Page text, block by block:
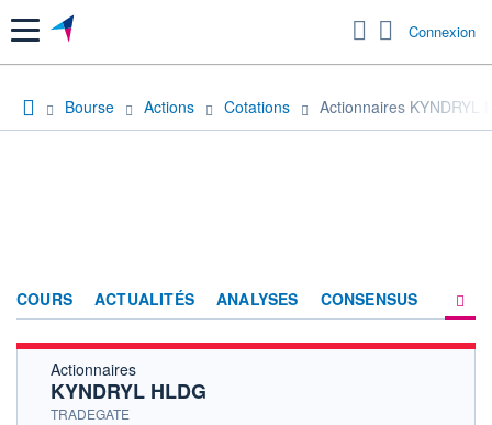
Menu Connexion
Bourse Actions Cotations Actionnaires KYNDRYL
COURS ACTUALITÉS ANALYSES CONSENSUS
Actionnaires
KYNDRYL HLDG
TRADEGATE